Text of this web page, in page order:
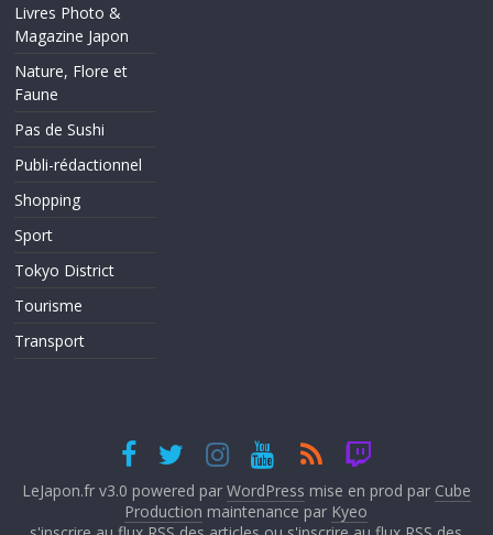
Livres Photo &
Magazine Japon
Nature, Flore et
Faune
Pas de Sushi
Publi-rédactionnel
Shopping
Sport
Tokyo District
Tourisme
Transport
LeJapon.fr v3.0 powered par WordPress mise en prod par Cube
Production maintenance par Kyeo